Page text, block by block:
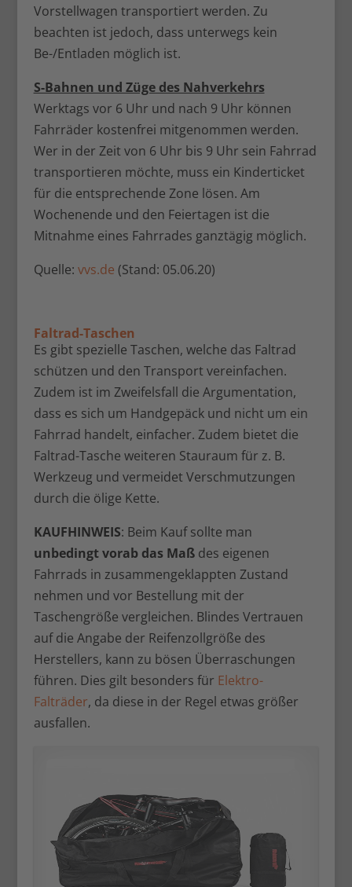
Vorstellwagen transportiert werden. Zu
beachten ist jedoch, dass unterwegs kein
Be-/Entladen möglich ist.
S-Bahnen und Züge des Nahverkehrs
Werktags vor 6 Uhr und nach 9 Uhr können
Fahrräder kostenfrei mitgenommen werden.
Wer in der Zeit von 6 Uhr bis 9 Uhr sein Fahrrad
transportieren möchte, muss ein Kinderticket
für die entsprechende Zone lösen. Am
Wochenende und den Feiertagen ist die
Mitnahme eines Fahrrades ganztägig möglich.
Quelle: vvs.de (Stand: 05.06.20)
Faltrad-Taschen
Es gibt spezielle Taschen, welche das Faltrad
schützen und den Transport vereinfachen.
Zudem ist im Zweifelsfall die Argumentation,
dass es sich um Handgepäck und nicht um ein
Fahrrad handelt, einfacher. Zudem bietet die
Faltrad-Tasche weiteren Stauraum für z. B.
Werkzeug und vermeidet Verschmutzungen
durch die ölige Kette.
KAUFHINWEIS: Beim Kauf sollte man
unbedingt vorab das Maßdes eigenen
Fahrrads in zusammengeklappten Zustand
nehmen und vor Bestellung mit der
Taschengröße vergleichen. Blindes Vertrauen
auf die Angabe der Reifenzollgröße des
Herstellers, kann zu bösen Überraschungen
führen. Dies gilt besonders für Elektro-
Falträder, da diese in der Regel etwas größer
ausfallen.